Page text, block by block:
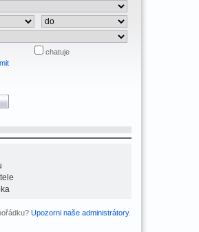
chatuje
Upozorni naše administrátory.